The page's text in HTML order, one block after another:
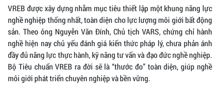
VREB được xây dựng nhằm mục tiêu thiết lập một khung năng lực
nghề nghiệp thống nhất, toàn diện cho lực lượng môi giới bất động
sản. Theo ông Nguyễn Văn Đính, Chủ tịch VARS, chứng chỉ hành
nghề hiện nay chủ yếu đánh giá kiến thức pháp lý, chưa phản ánh
đầy đủ năng lực thực hành, kỹ năng tư vấn và đạo đức nghề nghiệp.
Bộ Tiêu chuẩn VREB ra đời sẽ là “thước đo” toàn diện, giúp nghề
môi giới phát triển chuyên nghiệp và bền vững.